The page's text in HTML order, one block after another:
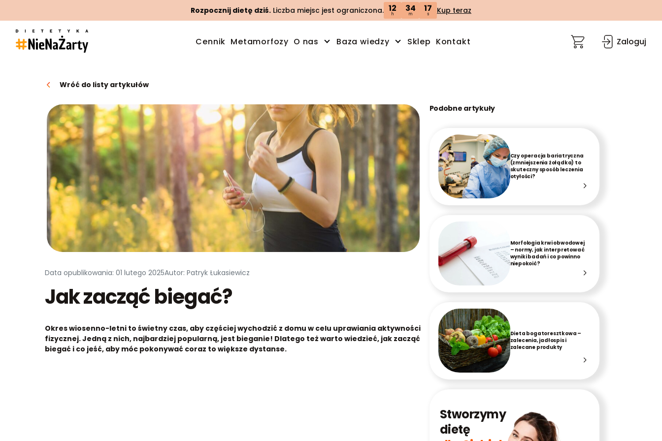
Rozpocznij dietę dziś. Liczba miejsc jest ograniczona. 12
h
34
m
16
s Kup teraz
Cennik Metamorfozy O nas Baza wiedzy Sklep Kontakt Zaloguj
Wróć do listy artykułów
Data opublikowania: 01 lutego 2025Autor: Patryk Łukasiewicz
Jak zacząć biegać?
Okres wiosenno-letni to świetny czas, aby częściej wychodzić z domu w celu uprawiania aktywności
fizycznej. Jedną z nich, najbardziej popularną, jest bieganie! Dlatego też warto wiedzieć, jak zacząć
biegać i co jeść, aby móc pokonywać coraz to większe dystanse.
Podobne artykuły
Czy operacja bariatryczna
(zmniejszenia żołądka) to
skuteczny sposób leczenia
otyłości?
Morfologia krwi obwodowej
– normy, jak interpretować
wyniki badań i co powinno
niepokoić?
Dieta bogatoresztkowa –
zalecenia, jadłospis i
zalecane produkty
Stworzymy
dietę